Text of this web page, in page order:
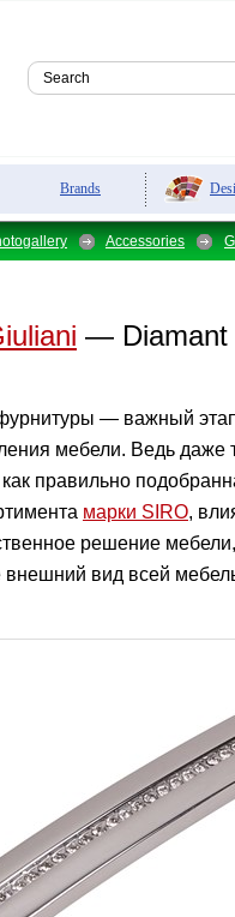
Brands
Accessories
— Diamant
— важный
мебели. Ведь даже
правильно
марки SIRO,
решение
внешний вид всей